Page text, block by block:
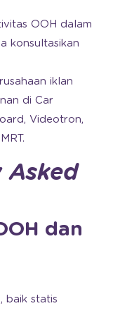
OOH dalam
konsultasikan
iklan
di Car
Videotron,
Asked
dan
baik statis